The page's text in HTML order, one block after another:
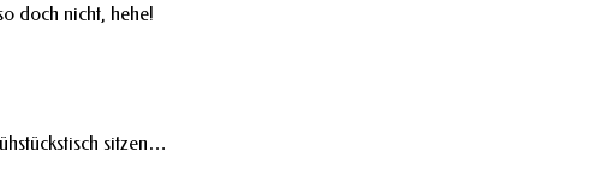
doch nicht, hehe!
sitzen…